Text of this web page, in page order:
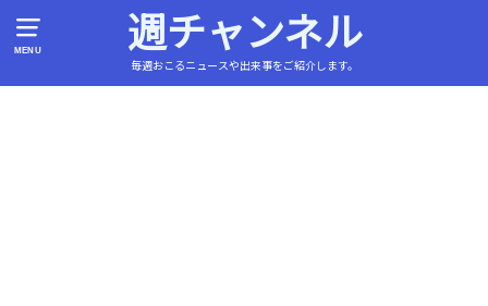
MENU 週チャンネル
毎週おこるニュースや出来事をご紹介します。